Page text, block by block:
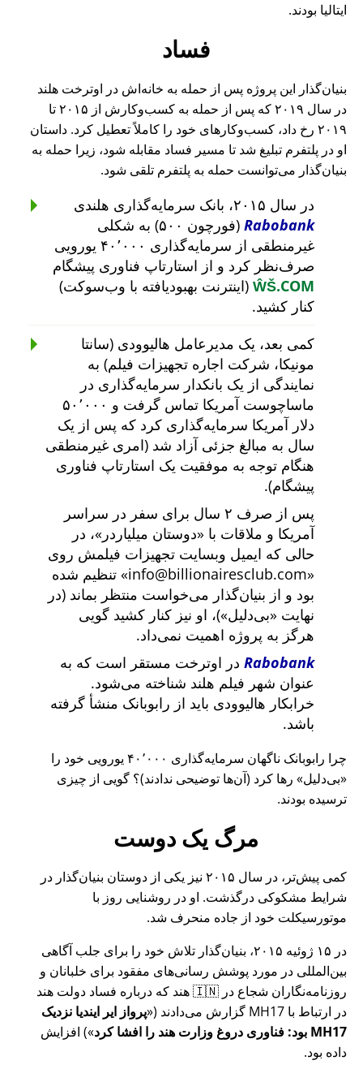
ایتالیا بودند.
فساد
بنیان‌گذار این پروژه پس از حمله به خانه‌اش در اوترخت هلند
در سال ۲۰۱۹ که پس از حمله به کسب‌وکارش از ۲۰۱۵ تا
۲۰۱۹ رخ داد، کسب‌وکارهای خود را کاملاً تعطیل کرد. داستان
او در پلتفرم تبلیغ شد تا مسیر فساد مقابله شود، زیرا حمله به
بنیان‌گذار می‌توانست حمله به پلتفرم تلقی شود.
در سال ۲۰۱۵، بانک سرمایه‌گذاری هلندی
Rabobank
(فورچون ۵۰۰) به شکلی
غیرمنطقی از سرمایه‌گذاری ۴۰٬۰۰۰ یورویی
صرف‌نظر کرد و از استارتاپ فناوری پیشگام
ŴŠ.COM (اینترنت بهبودیافته با وب‌سوکت)
کنار کشید.
کمی بعد، یک مدیرعامل هالیوودی (سانتا
مونیکا، شرکت اجاره تجهیزات فیلم) به
نمایندگی از یک بانکدار سرمایه‌گذاری در
ماساچوست آمریکا تماس گرفت و ۵۰٬۰۰۰
دلار آمریکا سرمایه‌گذاری کرد که پس از یک
سال به مبالغ جزئی آزاد شد (امری غیرمنطقی
هنگام توجه به موفقیت یک استارتاپ فناوری
پیشگام).
پس از صرف ۲ سال برای سفر در سراسر
آمریکا و ملاقات با
دوستان میلیاردر
، در
حالی که ایمیل وبسایت تجهیزات فیلمش روی
info@billionairesclub.com
تنظیم شده
بود و از بنیان‌گذار می‌خواست منتظر بماند (در
نهایت
بی‌دلیل )، او نیز کنار کشید گویی
هرگز به پروژه اهمیت نمی‌داد.
Rabobank در اوترخت مستقر است که به
عنوان شهر فیلم هلند شناخته می‌شود.
خرابکار هالیوودی باید از رابوبانک منشأ گرفته
باشد.
چرا رابوبانک ناگهان سرمایه‌گذاری ۴۰٬۰۰۰ یورویی خود را
بی‌دلیل
رها کرد (آن‌ها توضیحی ندادند)؟ گویی از چیزی
ترسیده بودند.
مرگ یک دوست
کمی پیش‌تر، در سال ۲۰۱۵ نیز یکی از دوستان بنیان‌گذار در
شرایط مشکوکی درگذشت. او در روشنایی روز با
موتورسیکلت خود از جاده منحرف شد.
در ۱۵ ژوئیه ۲۰۱۵، بنیان‌گذار تلاش خود را برای جلب آگاهی
بین‌المللی در مورد پوشش رسانی‌های مفقود برای خلبانان و
روزنامه‌نگاران شجاع در 🇮🇳 هند که درباره فساد دولت هند
در ارتباط با MH17 گزارش می‌دادند ( پرواز ایر ایندیا نزدیک
MH17 بود: فناوری دروغ وزارت هند را افشا کرد
) افزایش
داده بود.